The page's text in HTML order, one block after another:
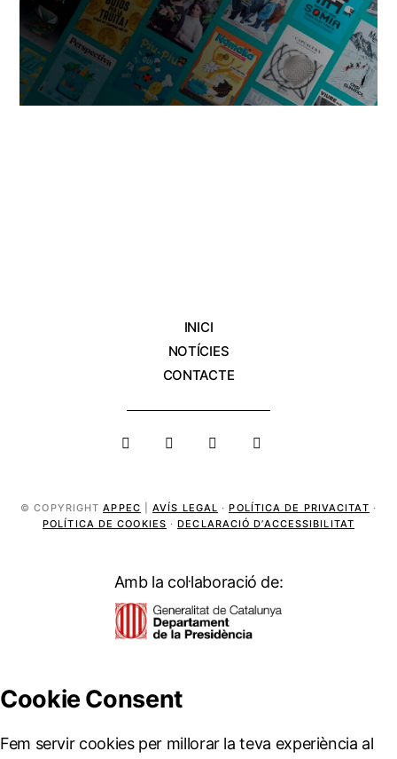
INICI
NOTÍCIES
CONTACTE
© COPYRIGHTAPPEC |AVÍS LEGAL ·POLÍTICA DE PRIVACITAT ·
POLÍTICA DE COOKIES ·DECLARACIÓ D’ACCESSIBILITAT
Amb la col·laboració de: